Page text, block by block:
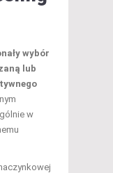
wybór
lub
w